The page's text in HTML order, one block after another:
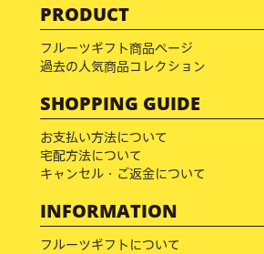
PRODUCT
フルーツギフト商品ページ
過去の人気商品コレクション
SHOPPING GUIDE
お支払い方法について
宅配方法について
キャンセル・ご返金について
INFORMATION
フルーツギフトについて